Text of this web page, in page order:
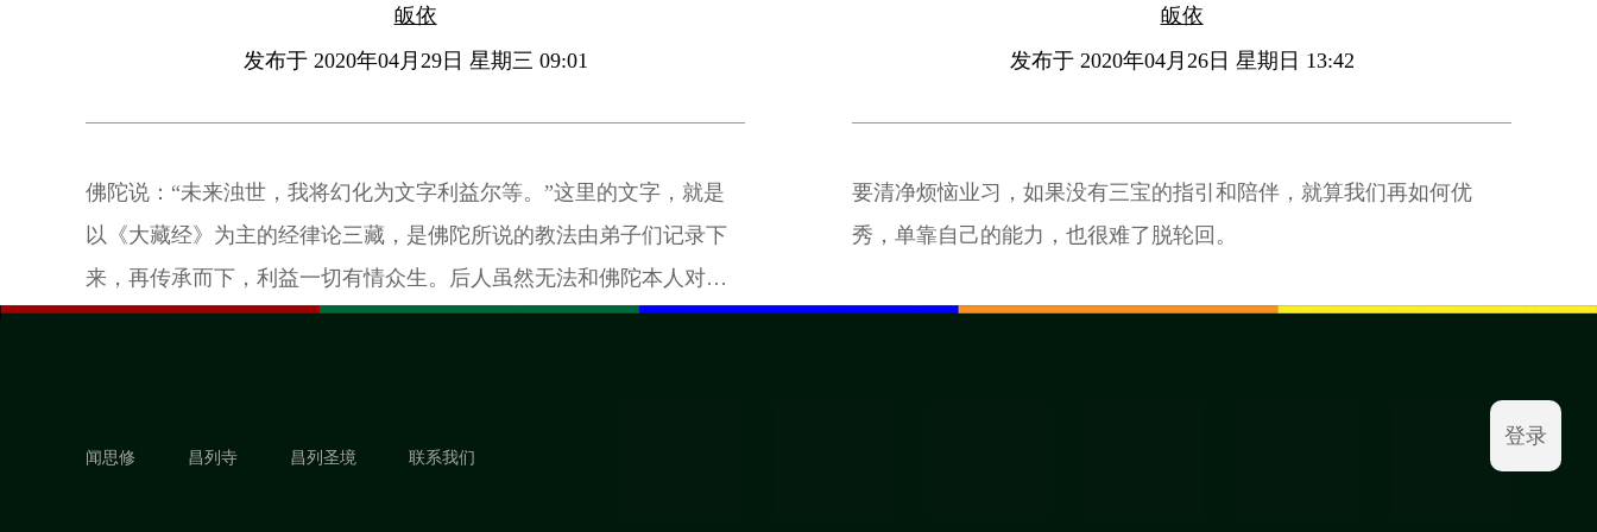
皈依
发布于 2020年04月29日 星期三 09:01
佛陀说：“未来浊世，我将幻化为文字利益尔等。”这里的文字，就是
以《大藏经》为主的经律论三藏，是佛陀所说的教法由弟子们记录下
来，再传承而下，利益一切有情众生。后人虽然无法和佛陀本人对
话，但可通过文字对话。
皈依
发布于 2020年04月26日 星期日 13:42
要清净烦恼业习，如果没有三宝的指引和陪伴，就算我们再如何优
秀，单靠自己的能力，也很难了脱轮回。
闻思修 昌列寺 昌列圣境 联系我们
登录